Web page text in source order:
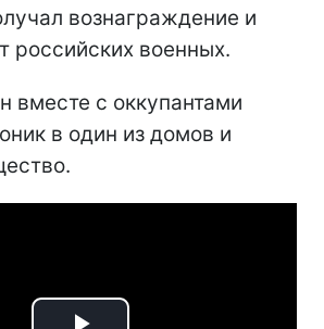
вознаграждение и
российских военных.
вместе с оккупантами
в один из домов и